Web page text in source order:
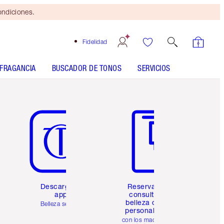
Fidelidad
FRAGANCIA BUSCADOR DE TONOS SERVICIOS
Descarga la
app
Belleza sencilla
Reserva una
consulta de
belleza online
personalizada
con los maquillistas